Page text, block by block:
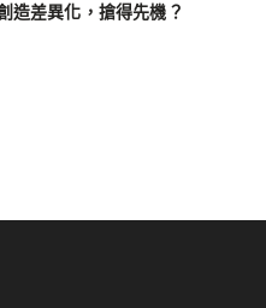
造差異化，搶得先機？